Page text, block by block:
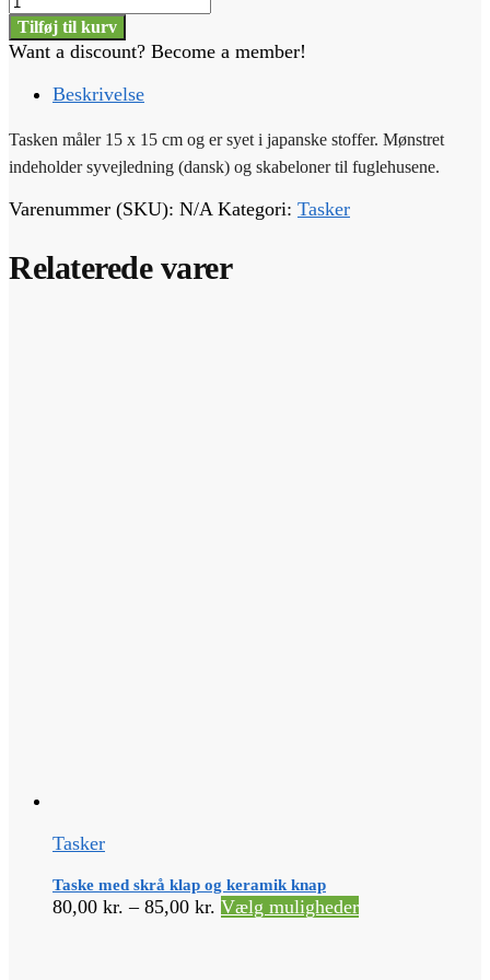
-
Sort/lilla
antal
Tilføj til kurv
Want a discount? Become a member!
Beskrivelse
Tasken måler 15 x 15 cm og er syet i japanske stoffer. Mønstret
indeholder syvejledning (dansk) og skabeloner til fuglehusene.
Varenummer (SKU): N/A Kategori: Tasker
Relaterede varer
Tasker
Taske med skrå klap og keramik knap
80,00 kr. – 85,00 kr. Prisinterval:
Vælg mulighederDette